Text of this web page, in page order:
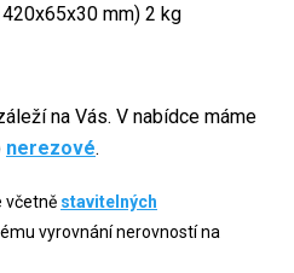
mm) 2 kg
na Vás. V nabídce máme
nerezové.
včetně stavitelných
vyrovnání nerovností na